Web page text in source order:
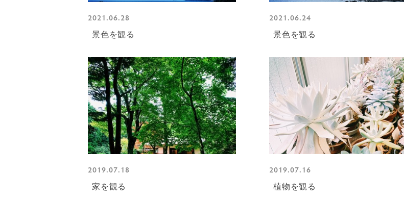
2021.06.28
景色を観る
2021.06.24
景色を観る
2019.07.18
家を観る
2019.07.16
植物を観る